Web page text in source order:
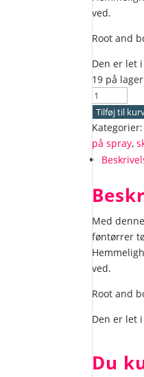
ved.
Root and
Den er let
19 på lager
KMS
~
Root
and
body
antal
Tilføj til
Kategorier:
på spray,
Med
føntørrer
ved.
Root and
Den er let
Du